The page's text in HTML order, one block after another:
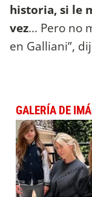
historia, si le
vez... Pero no
en Galliani”,
GALERÍA DE